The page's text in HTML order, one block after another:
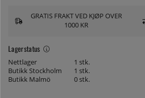
Lagerstatus
Nettlager
1 stk.
Butikk Stockholm
1 stk.
Butikk Malmö
0 stk.
GRATIS FRAKT VED KJØP OVER
1000 KR